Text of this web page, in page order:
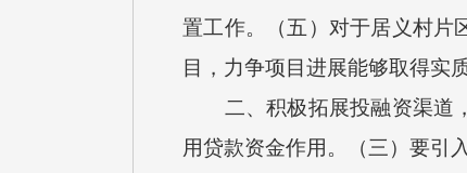
置工作。（五）对于居义村片
目，力争项目进展能够取得实
二、积极拓展投融资渠道，
用贷款资金作用。（三）要引